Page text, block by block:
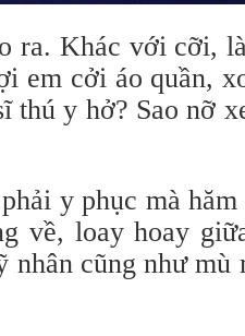
ra. Khác với cỡi,
em cởi áo quần,
thú y hở? Sao nỡ
y phục mà
về, loay hoay
nhân cũng như